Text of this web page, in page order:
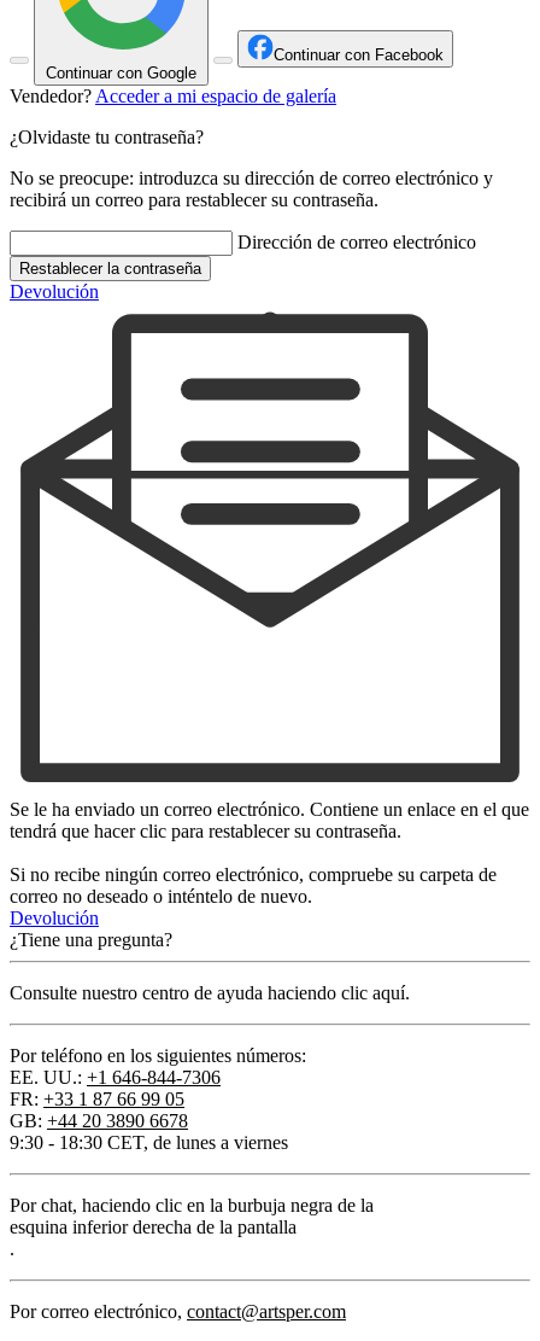
Continuar con Google
Continuar con Facebook
Vendedor? Acceder a mi espacio de galería
¿Olvidaste tu contraseña?
No se preocupe: introduzca su dirección de correo electrónico y
recibirá un correo para restablecer su contraseña.
Dirección de correo electrónico
Restablecer la contraseña
Devolución
Se le ha enviado un correo electrónico. Contiene un enlace en el que
tendrá que hacer clic para restablecer su contraseña.
Si no recibe ningún correo electrónico, compruebe su carpeta de
correo no deseado o inténtelo de nuevo.
Devolución
¿Tiene una pregunta?
Consulte nuestro centro de ayuda haciendo clic aquí.
Por teléfono en los siguientes números:
EE. UU.: +1 646-844-7306
FR: +33 1 87 66 99 05
GB: +44 20 3890 6678
9:30 - 18:30 CET, de lunes a viernes
Por chat, haciendo clic en la burbuja negra de la
esquina inferior derecha de la pantalla
.
Por correo electrónico, contact@artsper.com